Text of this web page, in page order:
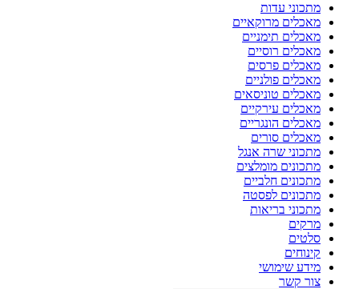
מתכוני עדות
מאכלים מרוקאיים
מאכלים תימניים
מאכלים רוסיים
מאכלים פרסים
מאכלים פולניים
מאכלים טוניסאים
מאכלים עירקיים
מאכלים הונגריים
מאכלים סורים
מתכוני שרה אנגל
מתכונים מומלצים
מתכונים חלביים
מתכונים לפסטה
מתכוני בריאות
מרקים
סלטים
קינוחים
מידע שימושי
צור קשר